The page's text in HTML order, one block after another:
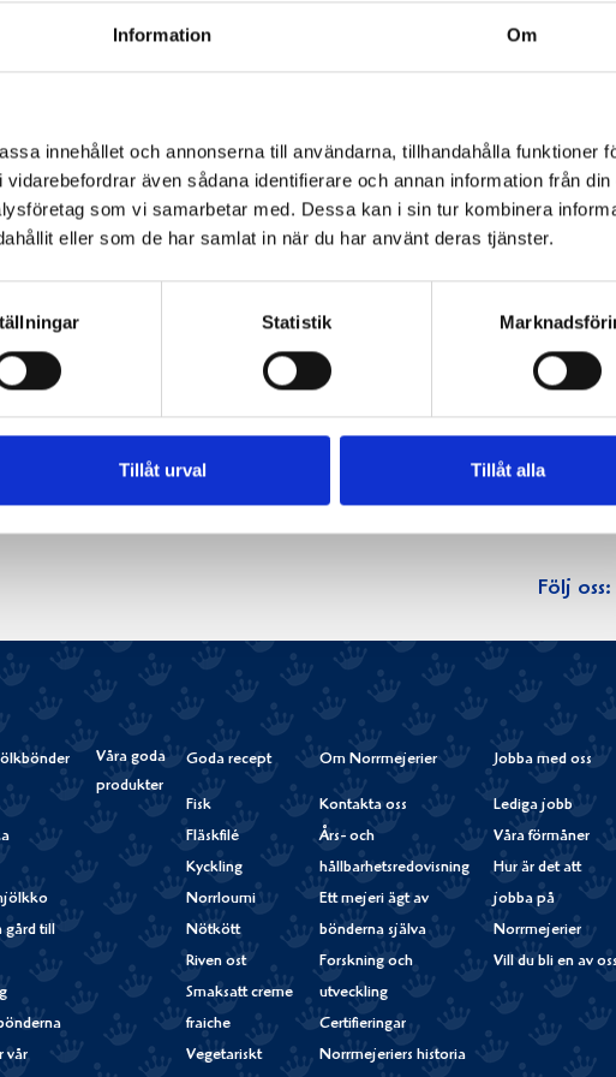
Information Om
innehållet och annonserna till användarna, tillhandahålla funktioner
även sådana identifierare och annan information från din
som vi samarbetar med. Dessa kan i sin tur kombinera
eller som de har samlat in när du har använt deras tjänster.
Statistik
Tillåt urval Tillåt alla
väder
Har du
Den är
kall och
väder,
Läs mer
Följ oss:
gård till
vår
Våra goda
produkter
Goda recept
Fisk
Fläskfilé
Kyckling
Norrloumi
Nötkött
Riven ost
Smaksatt creme
fraiche
Vegetariskt
Om Norrmejerier
Kontakta oss
Års- och
hållbarhetsredovisning
Ett mejeri ägt av
bönderna själva
Forskning och
utveckling
Certifieringar
Norrmejeriers historia
Jobba med oss
Lediga jobb
Våra förmåner
Hur är det att
jobba på
Norrmejerier
Vill du bli en av oss